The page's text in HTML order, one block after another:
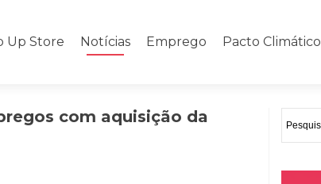
Up Store Notícias Emprego Pacto Climático
com aquisição da
por: